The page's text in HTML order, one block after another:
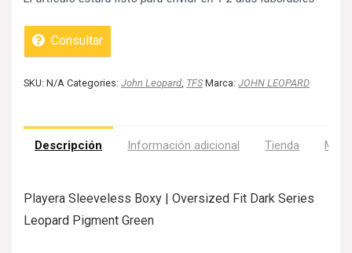
Consultar
SKU: N/A Categories: John Leopard, TFS Marca: JOHN LEOPARD
Descripción Información adicional Tienda Más
Playera Sleeveless Boxy | Oversized Fit Dark Series
Leopard Pigment Green